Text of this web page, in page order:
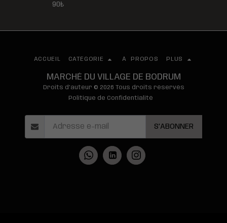
90₺
MARCHÉ DU VILLAGE DE BODRUM
Droits d'auteur © 2026 Tous droits réservés
Politique de Confidentialité
ACCUEIL CATÉGORIE À PROPOS PLUS
S'ABONNER